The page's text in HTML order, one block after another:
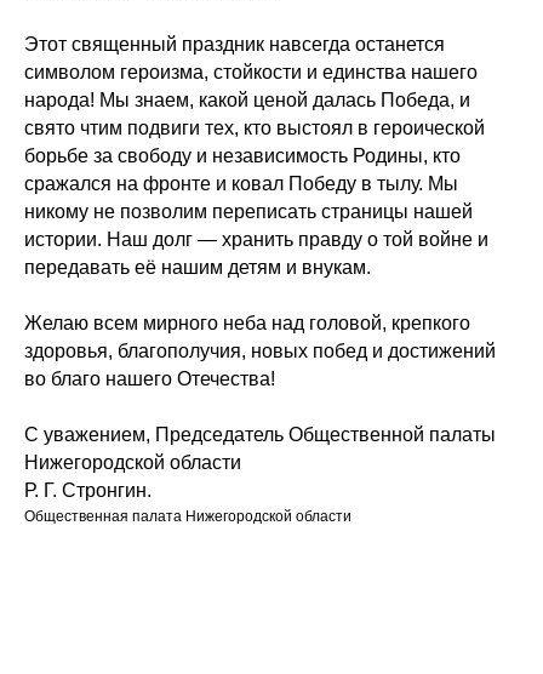
Этот священный праздник навсегда останется
символом героизма, стойкости и единства нашего
народа! Мы знаем, какой ценой далась Победа, и
свято чтим подвиги тех, кто выстоял в героической
борьбе за свободу и независимость Родины, кто
сражался на фронте и ковал Победу в тылу. Мы
никому не позволим переписать страницы нашей
истории. Наш долг — хранить правду о той войне и
передавать её нашим детям и внукам.
Желаю всем мирного неба над головой, крепкого
здоровья, благополучия, новых побед и достижений
во благо нашего Отечества!
С уважением, Председатель Общественной палаты
Нижегородской области
Р. Г. Стронгин.
Общественная палата Нижегородской области